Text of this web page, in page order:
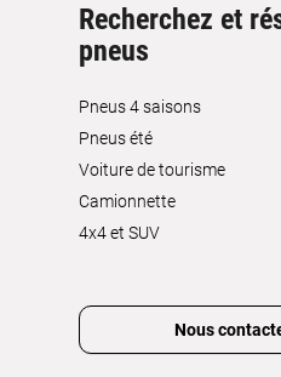
Recherchez et
pneus
Pneus 4 saisons
Pneus été
Voiture de tourisme
Camionnette
4x4 et SUV
Nous